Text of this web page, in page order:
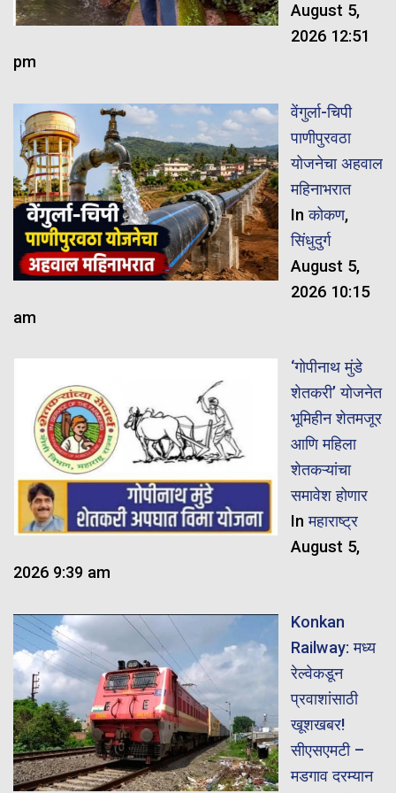
August 5,
2026 12:51
pm
वेंगुर्ला-चिपी
पाणीपुरवठा
योजनेचा अहवाल
महिनाभरात
Inकोकण,
सिंधुदुर्ग
August 5,
2026 10:15
am
‘गोपीनाथ मुंडे
शेतकरी’ योजनेत
भूमिहीन शेतमजूर
आणि महिला
शेतकऱ्यांचा
समावेश होणार
Inमहाराष्ट्र
August 5,
2026 9:39 am
Konkan
Railway: मध्य
रेल्वेकडून
प्रवाशांसाठी
खूशखबर!
सीएसएमटी –
मडगाव दरम्यान